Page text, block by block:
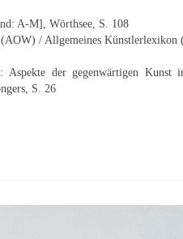
A-M], Wörthsee, S. 108
/ Allgemeines Künstlerlexikon
der gegenwärtigen Kunst
S. 26